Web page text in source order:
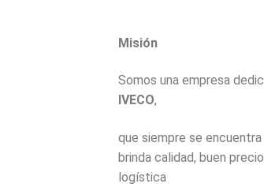
Misión
Somos una empresa
IVECO,
que siempre se
brinda calidad, buen
logística